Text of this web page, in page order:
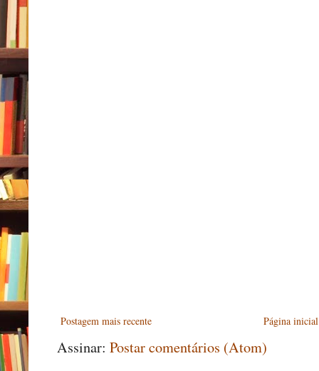
Postagem mais recente Página inicial
Assinar: Postar comentários (Atom)